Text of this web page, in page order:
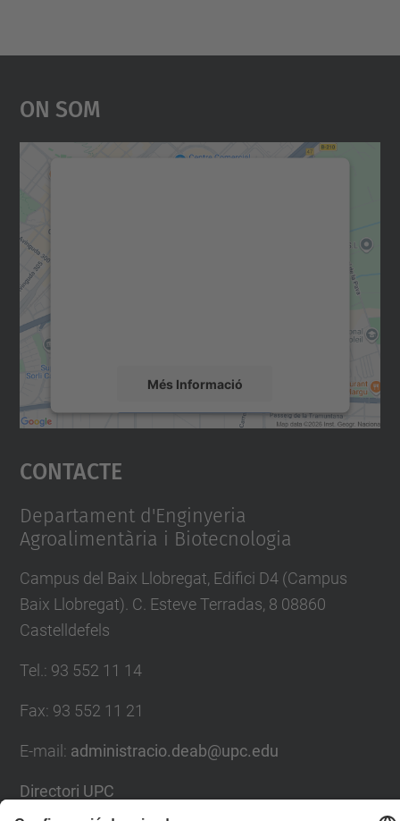
On Som
Més Informació
Accepta
powered by
Contacte
Departament d'Enginyeria
Agroalimentària i Biotecnologia
Campus del Baix Llobregat, Edifici D4 (Campus
Baix Llobregat). C. Esteve Terradas, 8 08860
Castelldefels
Tel. : 93 552 11 14
Fax: 93 552 11 21
E-mail : administracio.deab@upc.edu
Directori UPC